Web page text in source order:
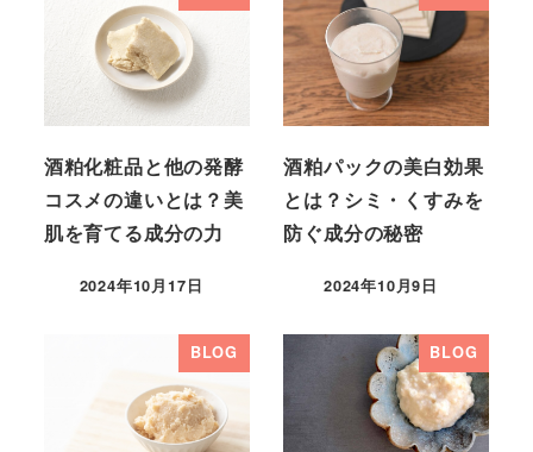
酒粕化粧品と他の発酵
コスメの違いとは？美
肌を育てる成分の力
2024年10月17日
酒粕パックの美白効果
とは？シミ・くすみを
防ぐ成分の秘密
2024年10月9日
BLOG BLOG